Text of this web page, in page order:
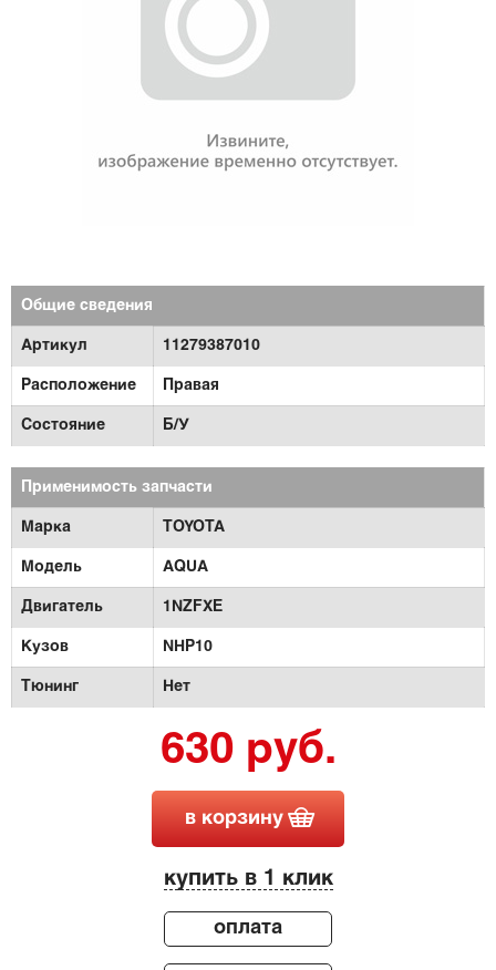
Общие сведения
Артикул 11279387010
Расположение Правая
Состояние Б/У
Применимость запчасти
Марка TOYOTA
Модель AQUA
Двигатель 1NZFXE
Кузов NHP10
Тюнинг Нет
630 руб.
в корзину
купить в 1 клик
оплата